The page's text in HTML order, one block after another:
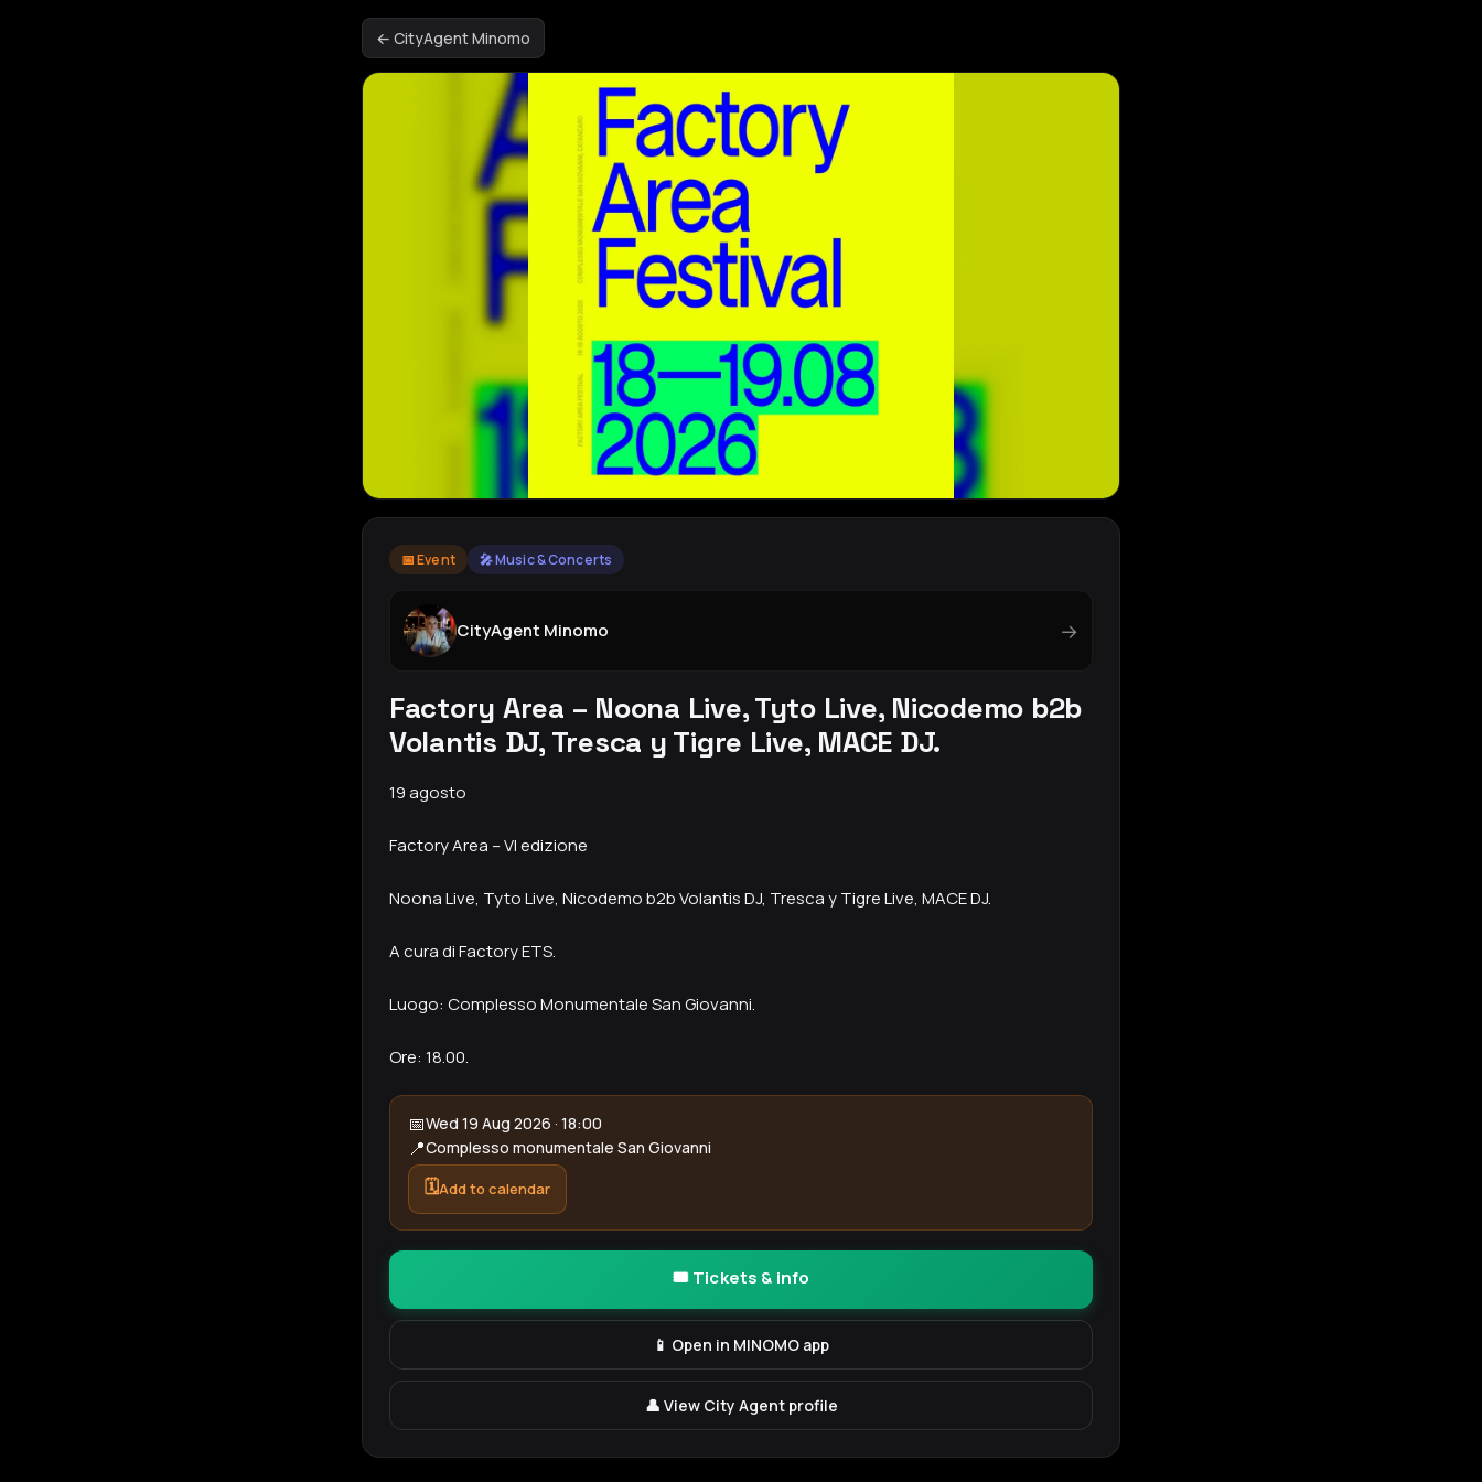
← CityAgent Minomo
📅 Event 🎤 Music & Concerts
CityAgent Minomo →
Factory Area – Noona Live, Tyto Live, Nicodemo b2b
Volantis DJ, Tresca y Tigre Live, MACE DJ.
19 agosto
Factory Area – VI edizione
Noona Live, Tyto Live, Nicodemo b2b Volantis DJ, Tresca y Tigre Live, MACE DJ.
A cura di Factory ETS.
Luogo: Complesso Monumentale San Giovanni.
Ore: 18.00.
📅Wed 19 Aug 2026 · 18:00
📍Complesso monumentale San Giovanni
🗓️Add to calendar
🎟️ Tickets & info
📱 Open in MINOMO app
👤 View City Agent profile